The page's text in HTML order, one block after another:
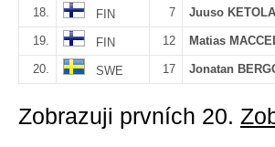
18. FIN 7 Juuso KETOLA
19. FIN 12 Matias
20. SWE 17 Jonatan
Zobrazuji prvních 20.